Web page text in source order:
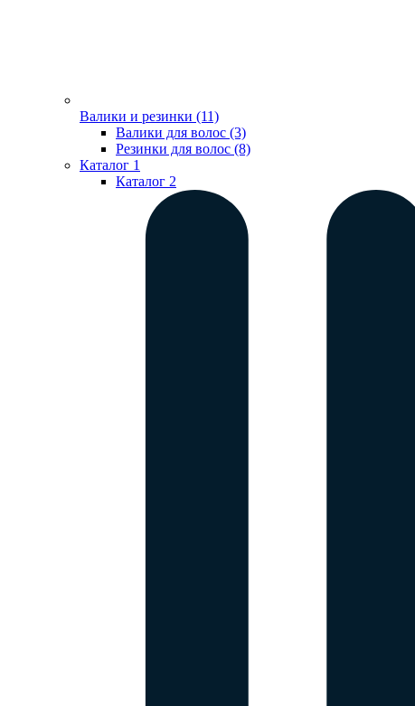
Валики и резинки (11)
Валики для волос (3)
Резинки для волос (8)
Каталог 1
Каталог 2